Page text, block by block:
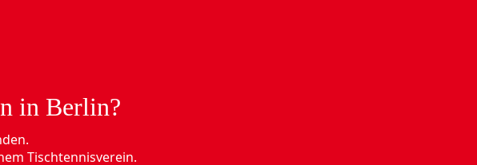
in Berlin?
Tischtennisverein.